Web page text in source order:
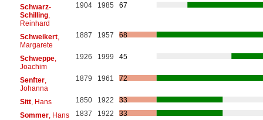
Schwarz-
Schilling,
Reinhard
1904 1985 67
Schweikert,
Margarete
1887 1957 68
Schweppe,
Joachim
1926 1999 45
Senfter,
Johanna
1879 1961 72
Sitt, Hans 1850 1922
33
Sommer, Hans 1837 1922
33